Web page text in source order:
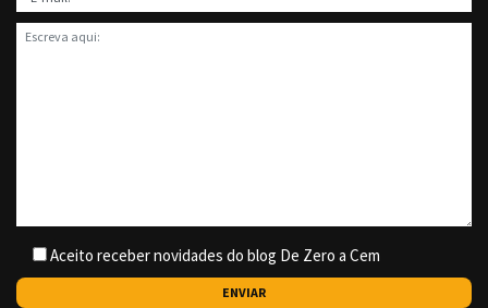
Aceito receber novidades do blog De Zero a Cem